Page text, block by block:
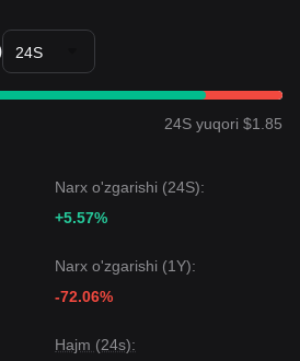
24S
24S yuqori $1.85
Narx o'zgarishi (24S):
+5.57%
Narx o'zgarishi (1Y):
-72.06%
Hajm (24s):